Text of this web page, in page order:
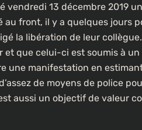
vendredi 13 décembre 2019
au front, il y a quelques jours
la libération de leur
que celui-ci est soumis à
manifestation en
de moyens de police
aussi un objectif de valeur